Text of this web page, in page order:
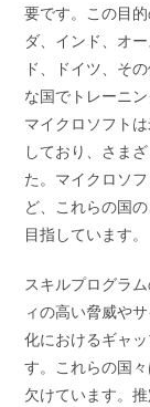
要です。この目
ダ、インド、オ
ド、ドイツ、そ
な国でトレーニ
マイクロソフト
しており、さま
た。マイクロソ
ど、これらの国
目指しています。
スキルプログラ
ィの高い脅威や
化におけるギャ
す。これらの国
欠けています。